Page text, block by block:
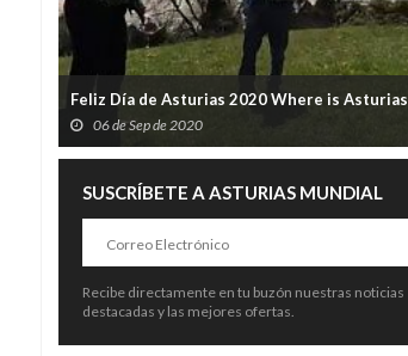
Feliz Día de Asturias 2020 Where is Asturias
06 de Sep de 2020
SUSCRÍBETE A ASTURIAS MUNDIAL
Recibe directamente en tu buzón nuestras noticias
destacadas y las mejores ofertas.